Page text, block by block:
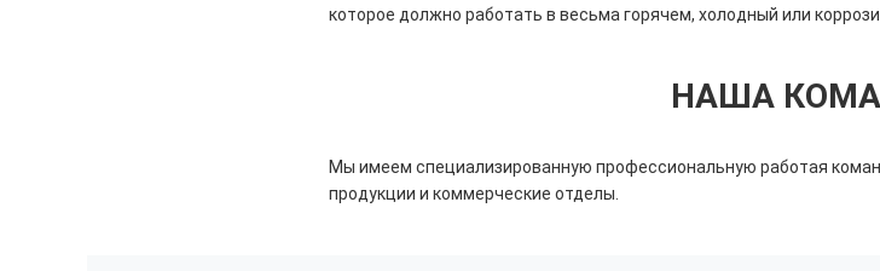
которое должно работать в весьма горячем, холодный или
НАША
Мы имеем специализированную профессиональную работая
продукции и коммерческие отделы.